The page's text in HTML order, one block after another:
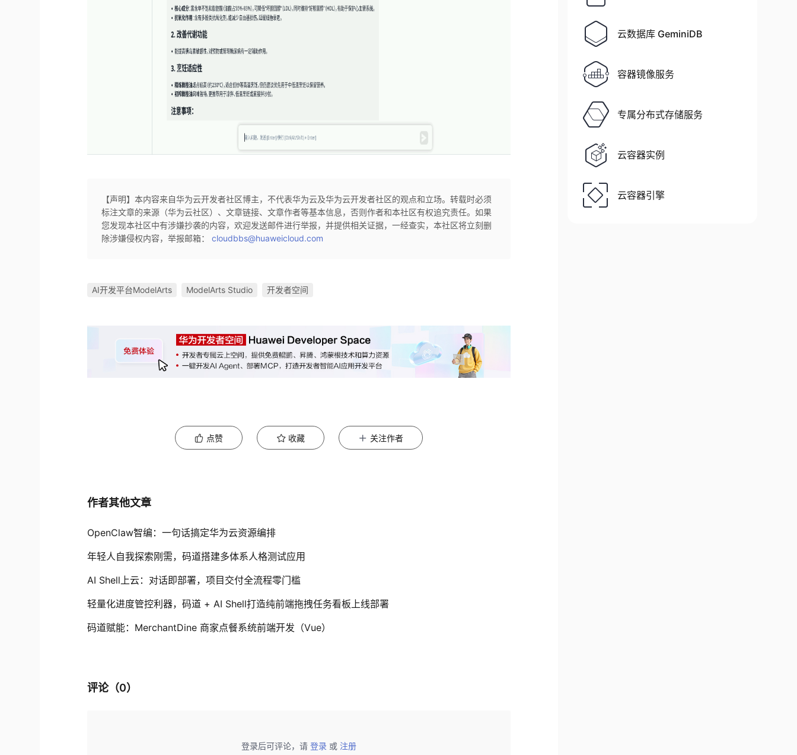
【声明】本内容来自华为云开发者社区博主，不代表华为云及华为云开发者社区的观点和立场。转载时必须
标注文章的来源（华为云社区）、文章链接、文章作者等基本信息，否则作者和本社区有权追究责任。如果
您发现本社区中有涉嫌抄袭的内容，欢迎发送邮件进行举报，并提供相关证据，一经查实，本社区将立刻删
除涉嫌侵权内容，举报邮箱：cloudbbs@huaweicloud.com
AI开发平台ModelArts ModelArts Studio 开发者空间
点赞 收藏 关注作者
作者其他文章
OpenClaw智编：一句话搞定华为云资源编排
年轻人自我探索刚需，码道搭建多体系人格测试应用
AI Shell上云：对话即部署，项目交付全流程零门槛
轻量化进度管控利器，码道 + AI Shell打造纯前端拖拽任务看板上线部署
码道赋能：MerchantDine 商家点餐系统前端开发（Vue）
评论（0）
登录后可评论，请 登录 或 注册
云数据库 GeminiDB
容器镜像服务
专属分布式存储服务
云容器实例
云容器引擎